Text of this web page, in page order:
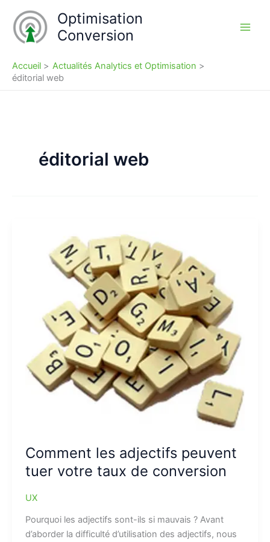
contenu
Optimisation
Conversion
Accueil
Actualités Analytics et Optimisation
éditorial web
éditorial web
Comment les adjectifs peuvent
tuer votre taux de conversion
UX
Pourquoi les adjectifs sont-ils si mauvais ? Avant
d’aborder la difficulté d’utilisation des adjectifs, nous